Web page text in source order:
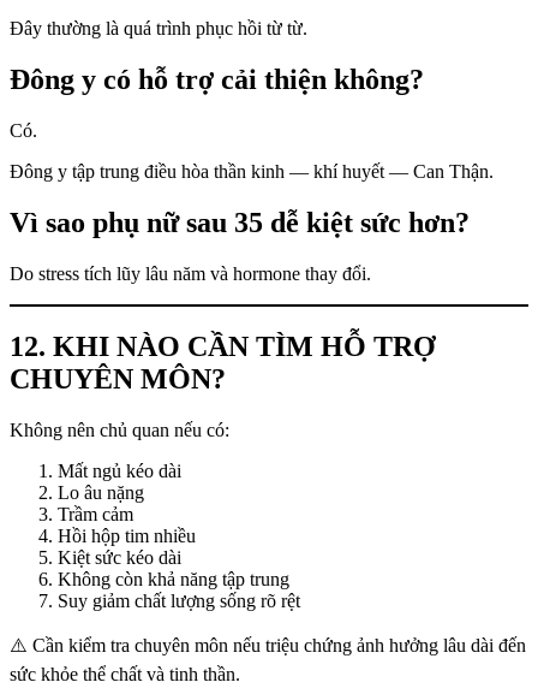
Đây thường là quá trình phục hồi từ từ.
Đông y có hỗ trợ cải thiện không?
Có.
Đông y tập trung điều hòa thần kinh — khí huyết — Can Thận.
Vì sao phụ nữ sau 35 dễ kiệt sức hơn?
Do stress tích lũy lâu năm và hormone thay đổi.
12. KHI NÀO CẦN TÌM HỖ TRỢ
CHUYÊN MÔN?
Không nên chủ quan nếu có:
Mất ngủ kéo dài
Lo âu nặng
Trầm cảm
Hồi hộp tim nhiều
Kiệt sức kéo dài
Không còn khả năng tập trung
Suy giảm chất lượng sống rõ rệt
⚠️ Cần kiểm tra chuyên môn nếu triệu chứng ảnh hưởng lâu dài đến
sức khỏe thể chất và tinh thần.